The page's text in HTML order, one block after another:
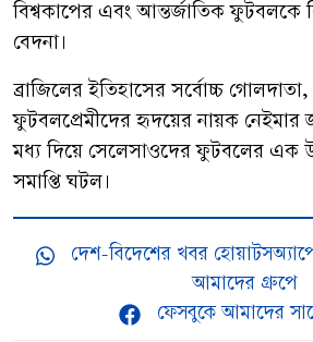
বিশ্বকাপের এবং আন্তর্জাতিক ফুটবলকে
বেদনা।
ব্রাজিলের ইতিহাসের সর্বোচ্চ
ফুটবলপ্রেমীদের হৃদয়ের নায়ক নেইমার
মধ্য দিয়ে সেলেসাওদের ফুটবলের এক
সমাপ্তি ঘটল।
দেশ-বিদেশের খবর
আমাদের গ্রুপে
ফেসবুকে আমাদের